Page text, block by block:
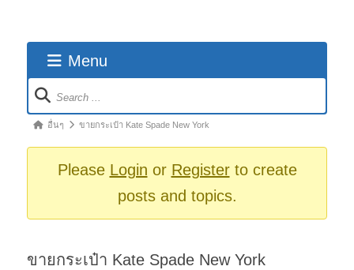
Menu
Forum
Navigation
Forum
อื่นๆ ขายกระเป๋า Kate Spade New York
Please Login or Registerto create
posts and topics.
ขายกระเป๋า Kate Spade New York